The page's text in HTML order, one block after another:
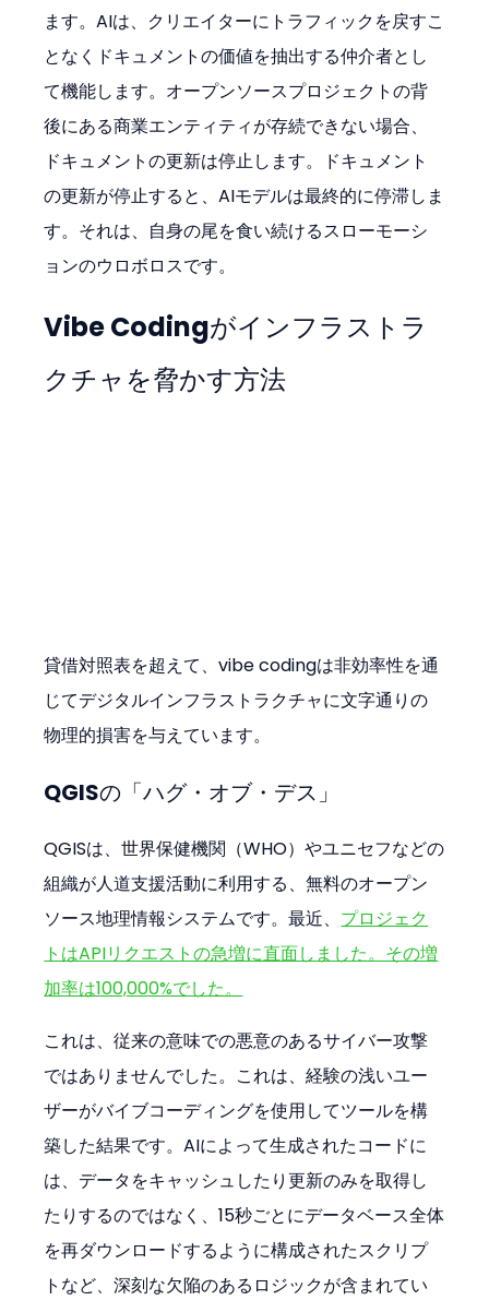
ます。AIは、クリエイターにトラフィックを戻すこ
となくドキュメントの価値を抽出する仲介者とし
て機能します。オープンソースプロジェクトの背
後にある商業エンティティが存続できない場合、
ドキュメントの更新は停止します。ドキュメント
の更新が停止すると、AIモデルは最終的に停滞しま
す。それは、自身の尾を食い続けるスローモーシ
ョンのウロボロスです。
Vibe Codingがインフラストラ
クチャを脅かす方法
貸借対照表を超えて、vibe codingは非効率性を通
じてデジタルインフラストラクチャに文字通りの
物理的損害を与えています。
QGISの「ハグ・オブ・デス」
QGISは、世界保健機関（WHO）やユニセフなどの
組織が人道支援活動に利用する、無料のオープン
ソース地理情報システムです。最近、 プロジェク
トはAPIリクエストの急増に直面しました。その増
加率は100,000%でした。
これは、従来の意味での悪意のあるサイバー攻撃
ではありませんでした。これは、経験の浅いユー
ザーがバイブコーディングを使用してツールを構
築した結果です。AIによって生成されたコードに
は、データをキャッシュしたり更新のみを取得し
たりするのではなく、15秒ごとにデータベース全体
を再ダウンロードするように構成されたスクリプ
トなど、深刻な欠陥のあるロジックが含まれてい